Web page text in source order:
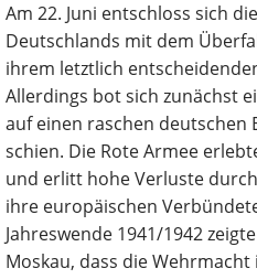
Am 22. Juni entschloss sich
Deutschlands mit dem
ihrem letztlich
Allerdings bot sich zunächst
auf einen raschen deutschen
schien. Die Rote Armee
und erlitt hohe Verluste
ihre europäischen
Jahreswende 1941/1942
Moskau, dass die